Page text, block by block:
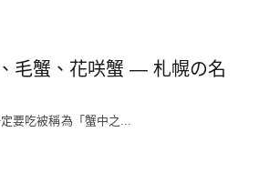
毛蟹、花咲蟹 — 札幌の名
要吃被稱為「蟹中之...